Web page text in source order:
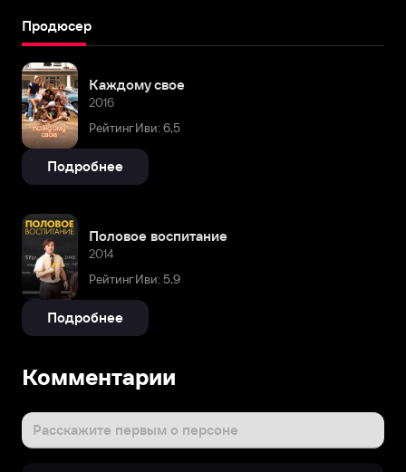
Продюсер
Каждому свое
2016
Рейтинг Иви: 6,5
Подробнее
Половое воспитание
2014
Рейтинг Иви: 5,9
Подробнее
Комментарии
Расскажите первым о персоне